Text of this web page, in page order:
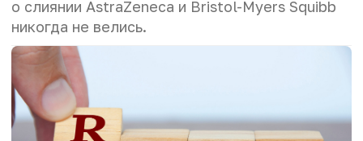
о слиянии AstraZeneca и Bristol-Myers Squibb
никогда не велись.